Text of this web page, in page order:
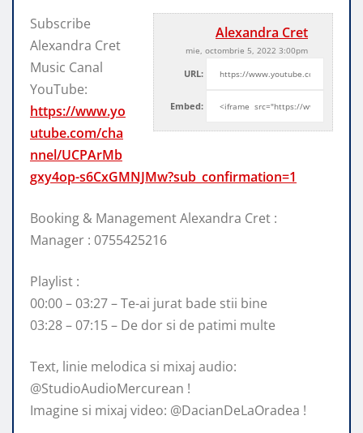
Alexandra Cret
mie, octombrie 5, 2022 3:00pm
URL:
Embed:
Subscribe
Alexandra Cret
Music Canal
YouTube:
https://www.yo
utube.com/cha
nnel/UCPArMb
gxy4op-s6CxGMNJMw?sub_confirmation=1
Booking & Management Alexandra Cret :
Manager : 0755425216
Playlist :
00:00– 03:27 – Te-ai jurat bade stii bine
03:28 – 07:15 – De dor si de patimi multe
Text, linie melodica si mixaj audio:
@StudioAudioMercurean !
Imagine si mixaj video: @DacianDeLaOradea !